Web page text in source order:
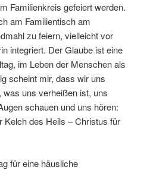
Familienkreis gefeiert werden.
am Familientisch am
zu feiern, vielleicht vor
integriert. Der Glaube ist eine
im Leben der Menschen als
scheint mir, dass wir uns
uns verheißen ist, uns
schauen und uns hören:
Kelch des Heils – Christus für
für eine häusliche